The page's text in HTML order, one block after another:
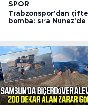
SPOR
Trabzonspor'dan çifte
bomba: sıra Nunez'de